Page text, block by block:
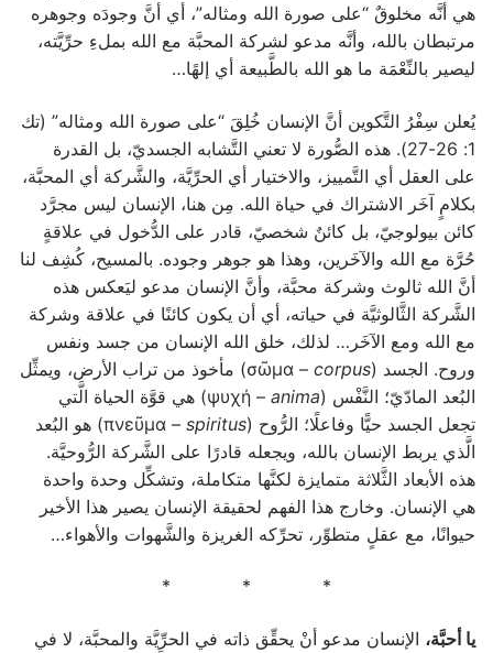
هي أنَّه مخلوقٌ “على صورة الله ومثاله”، أي أنَّ وجودَه وجوهره
مرتبطان بالله، وأنَّه مدعو لشركة المحبَّة مع الله بملءِ حرِّيَّته،
ليصير بالنِّعْمَة ما هو الله بالطَّبيعة أي إلهًا…
يُعلن سِفْرُ التَّكوين أنَّ الإنسان خُلِقَ “على صورة الله ومثاله” (تك
1: 26-27). هذه الصُّورة لا تعني التَّشابه الجسديّ، بل القدرة
على العقل أي التَّمييز، والاختيار أي الحرِّيَّة، والشَّركة أي المحبَّة،
بكلامٍ آخَر الاشتراك في حياة الله. مِن هنا، الإنسان ليس مجرَّد
كائن بيولوجيّ، بل كائنٌ شخصيّ، قادر على الدُّخول في علاقةٍ
حُرَّة مع الله والآخَرين، وهذا هو جوهر وجوده. بالمسيح، كُشِف لنا
أنَّ الله ثالوث وشركة محبَّة، وأنَّ الإنسان مدعو ليَعكس هذه
الشَّركة الثَّالوثيَّة في حياته، أي أن يكون كائنًا في علاقة وشركة
مع الله ومع الآخَر… لذلك، خلق الله الإنسان من جسد ونفس
وروح. الجسد (σῶμα –corpus
) مأخوذ من تراب الأرض، ويمثِّل
البُعد المادّيّ؛ النَّفْس (ψυχή –anima
) هي قوَّة الحياة الَّتي
تجعل الجسد حيًّا وفاعلًا؛ الرُّوح (πνεῦμα –spiritus
) هو البُعد
الَّذي يربط الإنسان بالله، ويجعله قادرًا على الشَّركة الرُّوحيَّة.
هذه الأبعاد الثَّلاثة متمايزة لكنَّها متكاملة، وتشكِّل وحدة واحدة
هي الإنسان. وخارج هذا الفهم لحقيقة الإنسان يصير هذا الأخير
حيوانًا، مع عقلٍ متطوِّر، تحرِّكه الغريزة والشَّهوات والأهواء…
* * *
يا أحبَّة، الإنسان مدعو أنْ يحقِّق ذاته في الحرِّيَّة والمحبَّة، لا في